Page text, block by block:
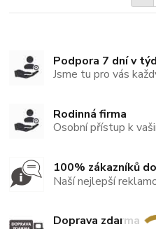
Podpora 7 dní v
Jsme tu pro vás
Rodinná firma
Osobní přístup k
100% zákazníků
Naší nejlepší
Doprava zdarma